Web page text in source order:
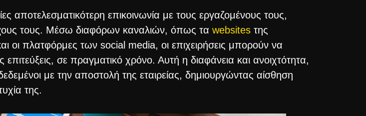
αποτελεσματικότερη επικοινωνία με τους εργαζομένους τους,
τους. Μέσω διαφόρων καναλιών, όπως τα websites της
οι πλατφόρμες των social media, οι επιχειρήσεις μπορούν να
επιτεύξεις, σε πραγματικό χρόνο. Αυτή η διαφάνεια και ανοιχτότητα,
με την αποστολή της εταιρείας, δημιουργώντας αίσθηση
της.